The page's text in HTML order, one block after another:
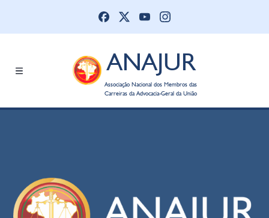
ANAJUR
Associação Nacional dos Membros das
Carreiras da Advocacia-Geral da União